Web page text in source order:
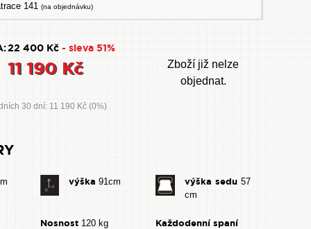
141 (na objednávku)
22 400 Kč - sleva 51%
11 190 Kč
Zboží již nelze
objednat.
30 dní: 11 190 Kč (0%)
výška 91cm výška sedu57
cm
Nosnost120 kg Každodenní spaní